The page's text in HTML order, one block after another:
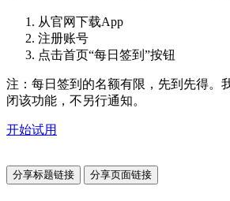
从官网下载App
注册账号
点击首页“每日签到”按钮
注：每日签到的名额有限，先到先得。
闭该功能，不另行通知。
开始试用
分享标题链接 分享页面链接